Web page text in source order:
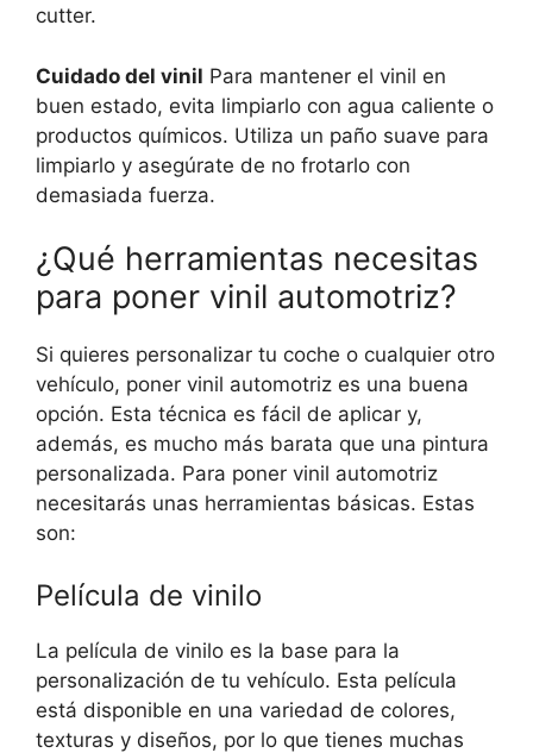
cutter.
Cuidado del vinil Para mantener el vinil en
buen estado, evita limpiarlo con agua caliente o
productos químicos. Utiliza un paño suave para
limpiarlo y asegúrate de no frotarlo con
demasiada fuerza.
¿Qué herramientas necesitas
para poner vinil automotriz?
Si quieres personalizar tu coche o cualquier otro
vehículo, poner vinil automotriz es una buena
opción. Esta técnica es fácil de aplicar y,
además, es mucho más barata que una pintura
personalizada. Para poner vinil automotriz
necesitarás unas herramientas básicas. Estas
son:
Película de vinilo
La película de vinilo es la base para la
personalización de tu vehículo. Esta película
está disponible en una variedad de colores,
texturas y diseños, por lo que tienes muchas